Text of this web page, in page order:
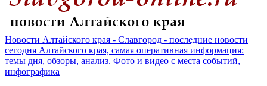
Новости Алтайского края - Славгород - последние новости
сегодня Алтайского края, самая оперативная информация:
темы дня, обзоры, анализ. Фото и видео с места событий,
инфографика